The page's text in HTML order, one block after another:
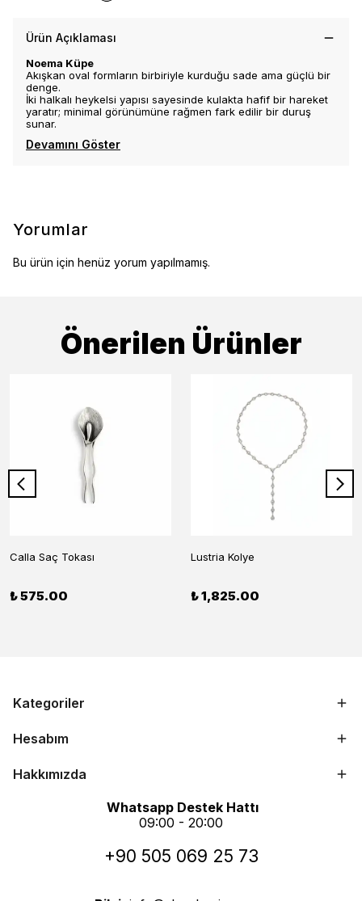
Ürün Açıklaması
Noema Küpe
Akışkan oval formların birbiriyle kurduğu sade ama güçlü bir
denge.
İki halkalı heykelsi yapısı sayesinde kulakta hafif bir hareket
yaratır; minimal görünümüne rağmen fark edilir bir duruş
sunar.
Devamını Göster
Yorumlar
Bu ürün için henüz yorum yapılmamış.
Önerilen Ürünler
Calla Saç Tokası
₺ 575.00
Lustria Kolye
₺ 1,825.00
Kategoriler
Hesabım
Hakkımızda
Whatsapp Destek Hattı
09:00 - 20:00
+90 505 069 25 73